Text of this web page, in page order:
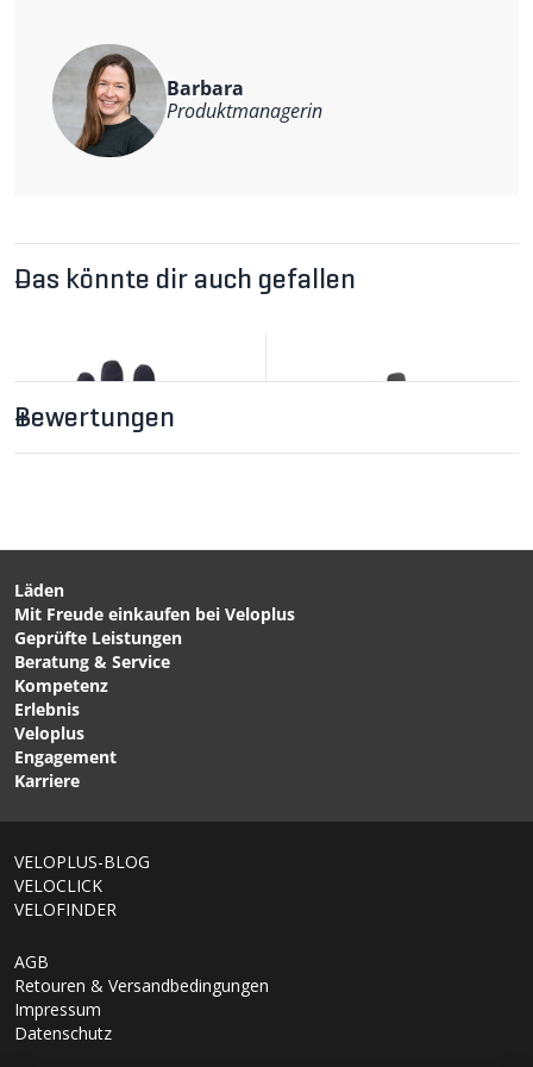
Barbara
Produktmanagerin
Das könnte dir auch gefallen
CHF 45.90
DIRTPAW Unisex-
Langfingerhandschuhe
black/white von FOX
CHF 69.90
Bewertungen
Läden
Mit Freude einkaufen bei Veloplus
Geprüfte Leistungen
Beratung & Service
Kompetenz
Erlebnis
Veloplus
Engagement
Karriere
VELOPLUS-BLOG
VELOCLICK
VELOFINDER
AGB
Retouren & Versandbedingungen
Impressum
Datenschutz